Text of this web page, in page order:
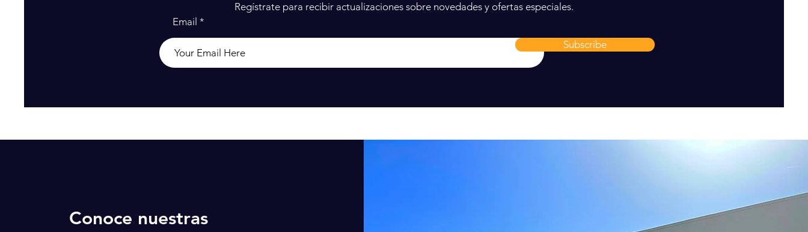
Regístrate para recibir actualizaciones sobre novedades y ofertas especiales.
Email
Subscribe
Conoce nuestras